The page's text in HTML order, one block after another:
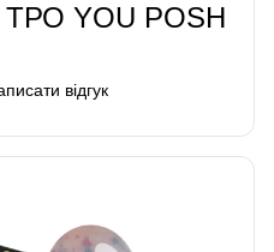
ТРО YOU POSH
відгук